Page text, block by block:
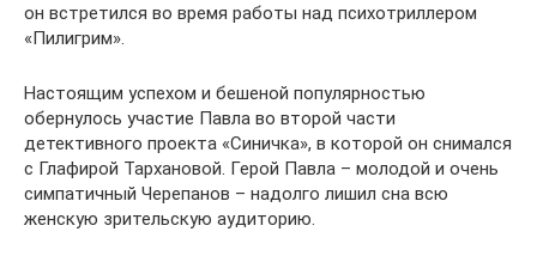
он встретился во время работы над психотриллером
«Пилигрим».
Настоящим успехом и бешеной популярностью
обернулось участие Павла во второй части
детективного проекта «Синичка», в которой он снимался
с Глафирой Тархановой. Герой Павла – молодой и очень
симпатичный Черепанов – надолго лишил сна всю
женскую зрительскую аудиторию.